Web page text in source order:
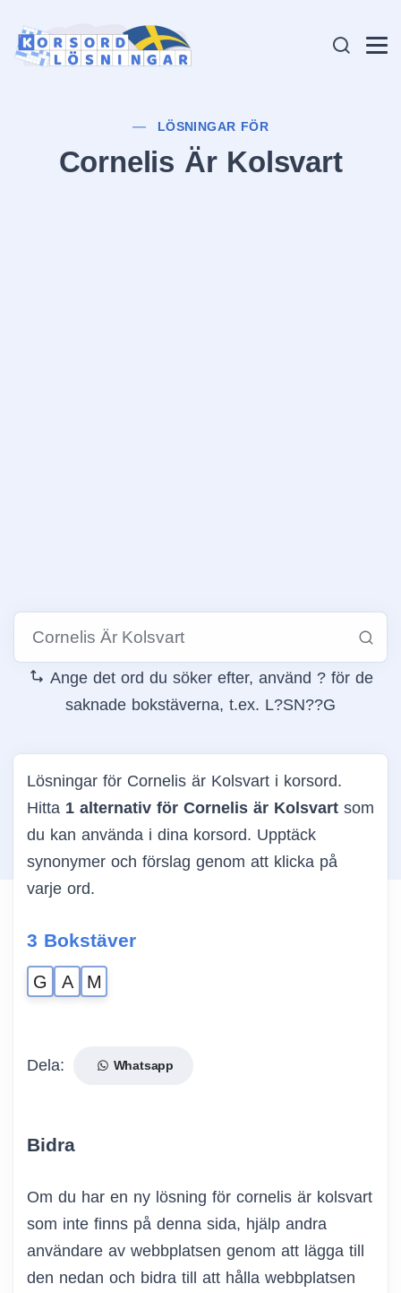
LÖSNINGAR FÖR
Cornelis Är Kolsvart
Ange det ord du söker efter, använd ? för de
saknade bokstäverna, t.ex. L?SN??G
Lösningar för Cornelis är Kolsvart i korsord.
Hitta 1 alternativ för Cornelis är Kolsvart som
du kan använda i dina korsord. Upptäck
synonymer och förslag genom att klicka på
varje ord.
3 Bokstäver
G A M
Dela: Whatsapp
Bidra
Om du har en ny lösning för cornelis är kolsvart
som inte finns på denna sida, hjälp andra
användare av webbplatsen genom att lägga till
den nedan och bidra till att hålla webbplatsen